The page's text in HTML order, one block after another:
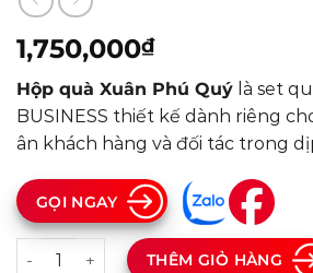
1,750,000₫
Hộp quà Xuân Phú Quý là set
BUSINESS thiết kế dành riêng
ân khách hàng và đối tác trong
GỌI NGAY
HỘP QUÀ XUÂN PHÚ QUÝ số lượng
THÊM GIỎ HÀNG